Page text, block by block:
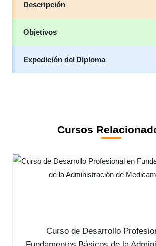
Descripción
Objetivos
Expedición del Diploma
Cursos
Curso de Desarrollo